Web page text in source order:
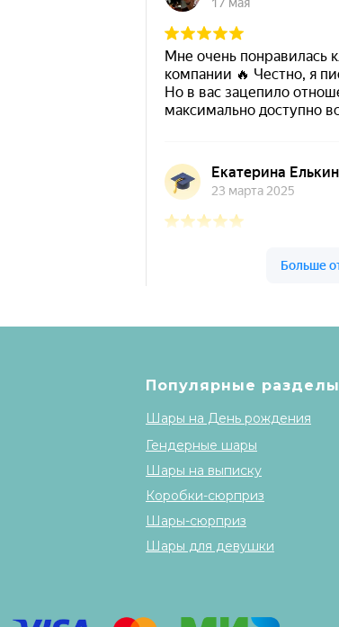
Популярные разделы
Шары на День рождения
Гендерные шары
Шары на выписку
Коробки-сюрприз
Шары-сюрприз
Шары для девушки